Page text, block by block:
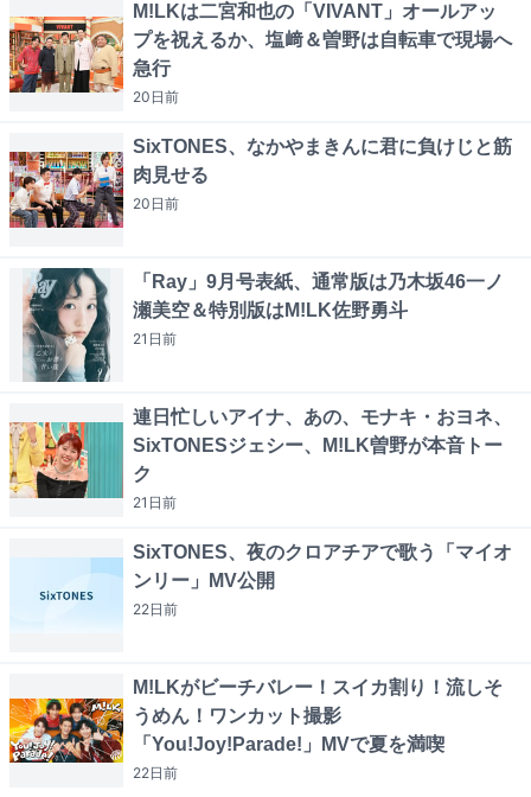
M!LKは二宮和也の「VIVANT」オールアッ
プを祝えるか、塩﨑＆曽野は自転車で現場へ
急行
20日前
SixTONES、なかやまきんに君に負けじと筋
肉見せる
20日前
「Ray」9月号表紙、通常版は乃木坂46一ノ
瀬美空＆特別版はM!LK佐野勇斗
21日前
連日忙しいアイナ、あの、モナキ・おヨネ、
SixTONESジェシー、M!LK曽野が本音トー
ク
21日前
SixTONES、夜のクロアチアで歌う「マイオ
ンリー」MV公開
22日前
M!LKがビーチバレー！スイカ割り！流しそ
うめん！ワンカット撮影
「You!Joy!Parade!」MVで夏を満喫
22日前